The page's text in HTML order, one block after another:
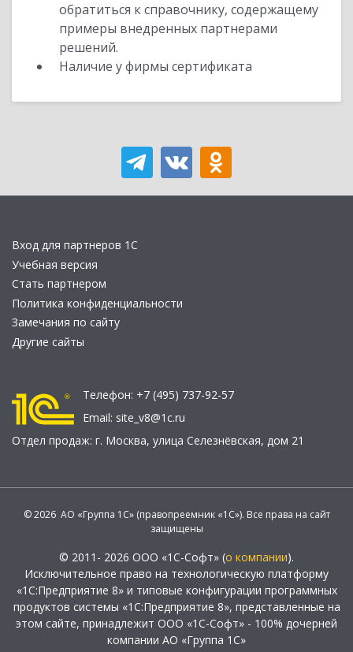
обратиться к справочнику, содержащему
примеры внедренных партнерами
решений.
Наличие у фирмы сертификата
Вход для партнеров 1С
Учебная версия
Стать партнером
Политика конфиденциальности
Замечания по сайту
Другие сайты
Телефон: +7 (495) 737-92-57
Email: site_v8@1c.ru
Отдел продаж: г. Москва, улица Селезнёвская, дом 21
© 2026 АО «Группа 1С» (правопреемник «1С»). Все права на сайт
защищены
© 2011- 2026 ООО «1С-Софт» (о компании).
Исключительное право на технологическую платформу
«1С:Предприятие 8» и типовые конфигурации программных
продуктов системы «1С:Предприятие 8», представленные на
этом сайте, принадлежит ООО «1С-Софт» - 100% дочерней
компании АО «Группа 1С»